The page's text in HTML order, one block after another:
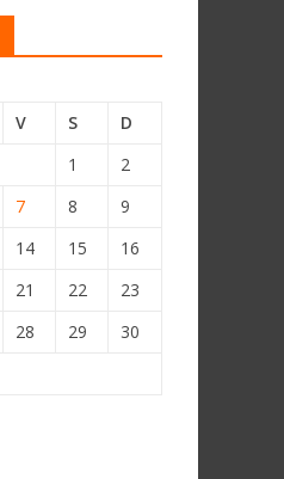
V S
D
1
2
7 8
9
14 15
16
21 22
23
28 29
30